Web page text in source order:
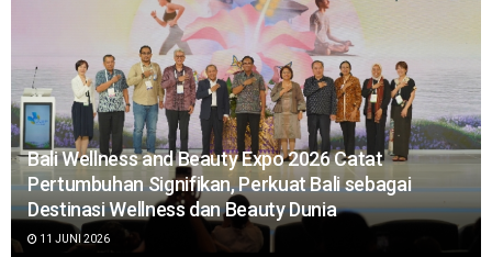
Bali Wellness and Beauty Expo 2026 Catat
Pertumbuhan Signifikan, Perkuat Bali sebagai
Destinasi Wellness dan Beauty Dunia
11 JUNI 2026